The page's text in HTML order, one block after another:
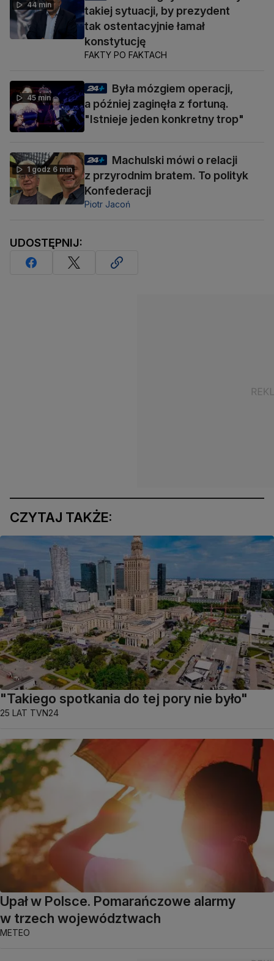
44 min
takiej sytuacji, by prezydent
tak ostentacyjnie łamał
konstytucję
FAKTY PO FAKTACH
45 min
Była mózgiem operacji,
a później zaginęła z fortuną.
"Istnieje jeden konkretny trop"
1 godz 6 min
Machulski mówi o relacji
z przyrodnim bratem. To polityk
Konfederacji
Piotr Jacoń
UDOSTĘPNIJ:
CZYTAJ TAKŻE:
"Takiego spotkania do tej pory nie było"
25 LAT TVN24
Upał w Polsce. Pomarańczowe alarmy
w trzech województwach
METEO